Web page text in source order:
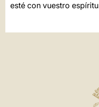
esté con vuestro